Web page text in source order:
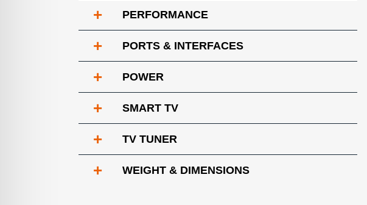
+ PERFORMANCE
+ PORTS & INTERFACES
+ POWER
+ SMART TV
+ TV TUNER
+ WEIGHT & DIMENSIONS